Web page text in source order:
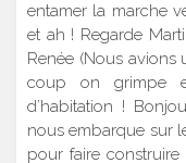
entamer la marche
et ah ! Regarde
Renée (Nous avions
coup on grimpe
d’habitation !
nous embarque sur
pour faire